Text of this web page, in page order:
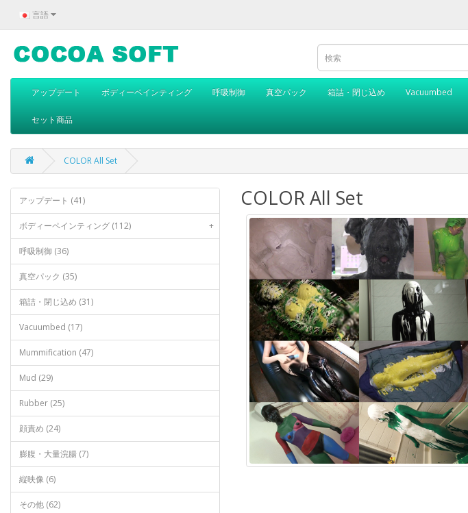
言語
アップデート ボディーペインティング 呼吸制御 真空パック 箱詰・閉じ込め Vacuumbed
セット商品
COLOR All Set
アップデート (41)
ボディーペインティング (112) +
呼吸制御 (36)
真空パック (35)
箱詰・閉じ込め (31)
Vacuumbed (17)
Mummification (47)
Mud (29)
Rubber (25)
顔責め (24)
膨腹・大量浣腸 (7)
縦映像 (6)
その他 (62)
COLOR All Set